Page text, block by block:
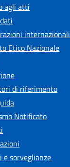
agli atti
internazionali
Etico Nazionale
di riferimento
Notificato
e sorveglianze